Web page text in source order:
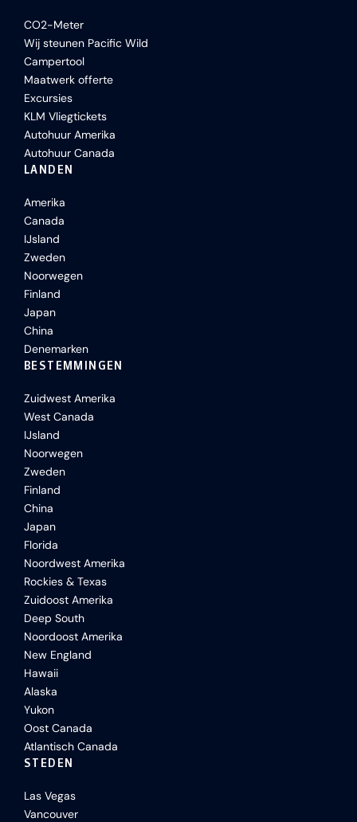
CO2-Meter
Wij steunen Pacific Wild
Campertool
Maatwerk offerte
Excursies
KLM Vliegtickets
Autohuur Amerika
Autohuur Canada
LANDEN
Amerika
Canada
IJsland
Zweden
Noorwegen
Finland
Japan
China
Denemarken
BESTEMMINGEN
Zuidwest Amerika
West Canada
IJsland
Noorwegen
Zweden
Finland
China
Japan
Florida
Noordwest Amerika
Rockies & Texas
Zuidoost Amerika
Deep South
Noordoost Amerika
New England
Hawaii
Alaska
Yukon
Oost Canada
Atlantisch Canada
STEDEN
Las Vegas
Vancouver